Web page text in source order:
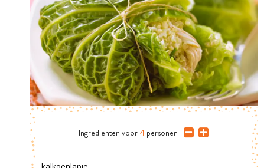
Ingrediënten voor 4 personen